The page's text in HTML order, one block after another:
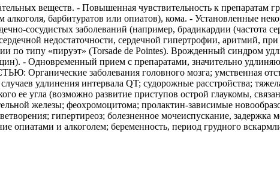
веществ. - Повышенная чувствительность к препаратам
барбитуратов или опиатов), кома. - Установленные
сосудистых заболеваний (например, брадикардии (частота
недостаточности, сердечной гипертрофии, аритмий,
по типу «пируэт» (Torsade de Pointes). Врожденный синдром
- Одновременный прием с препаратами, значительно
Органические заболевания головного мозга; умственная
удлинения интервала QT; судорожные расстройства;
ее угла (возможно развитие приступов острой глаукомы,
железы; феохромоцитома; пролактин-зависимые
гипертиреоз; болезненное мочеиспускание,
опиатами и алкоголем; беременность, период грудного